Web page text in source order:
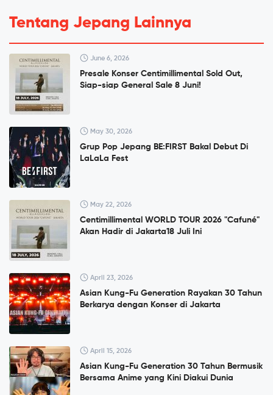
Tentang Jepang Lainnya
June 6, 2026
Presale Konser Centimillimental Sold Out,
Siap-siap General Sale 8 Juni!
May 30, 2026
Grup Pop Jepang BE:FIRST Bakal Debut Di
LaLaLa Fest
May 22, 2026
Centimillimental WORLD TOUR 2026 "Cafuné"
Akan Hadir di Jakarta18 Juli Ini
April 23, 2026
Asian Kung-Fu Generation Rayakan 30 Tahun
Berkarya dengan Konser di Jakarta
April 15, 2026
Asian Kung-Fu Generation 30 Tahun Bermusik
Bersama Anime yang Kini Diakui Dunia